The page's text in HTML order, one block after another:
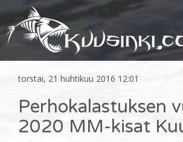
torstai, 21 huhtikuu 2016 12:01
Perhokalastuksen
2020 MM-kisat